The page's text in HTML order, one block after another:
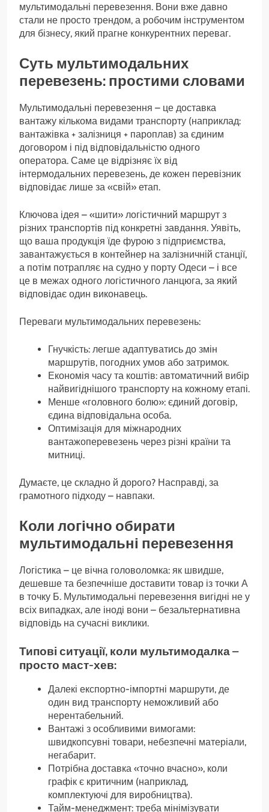
мультимодальні перевезення. Вони вже давно
стали не просто трендом, а робочим інструментом
для бізнесу, який прагне конкурентних переваг.
Суть мультимодальних
перевезень: простими словами
Мультимодальні перевезення – це доставка
вантажу кількома видами транспорту (наприклад:
вантажівка + залізниця + пароплав) за єдиним
договором і під відповідальністю одного
оператора. Саме це відрізняє їх від
інтермодальних перевезень, де кожен перевізник
відповідає лише за «свій» етап.
Ключова ідея – «шити» логістичний маршрут з
різних транспортів під конкретні завдання. Уявіть,
що ваша продукція їде фурою з підприємства,
завантажується в контейнер на залізничній станції,
а потім потрапляє на судно у порту Одеси – і все
це в межах одного логістичного ланцюга, за який
відповідає один виконавець.
Переваги мультимодальних перевезень:
Гнучкість: легше адаптуватись до змін
маршрутів, погодних умов або затримок.
Економія часу та коштів: автоматичний вибір
найвигіднішого транспорту на кожному етапі.
Менше «головного болю»: єдиний договір,
єдина відповідальна особа.
Оптимізація для міжнародних
вантажоперевезень через різні країни та
митниці.
Думаєте, це складно й дорого? Насправді, за
грамотного підходу – навпаки.
Коли логічно обирати
мультимодальні перевезення
Логістика – це вічна головоломка: як швидше,
дешевше та безпечніше доставити товар із точки А
в точку Б. Мультимодальні перевезення вигідні не у
всіх випадках, але іноді вони – безальтернативна
відповідь на сучасні виклики.
Типові ситуації, коли мультимодалка –
просто маст-хев:
Далекі експортно-імпортні маршрути, де
один вид транспорту неможливий або
нерентабельний.
Вантажі з особливими вимогами:
швидкопсувні товари, небезпечні матеріали,
негабарит.
Потрібна доставка «точно вчасно», коли
графік є критичним (наприклад,
комплектуючі для виробництва).
Тайм-менеджмент: треба мінімізувати